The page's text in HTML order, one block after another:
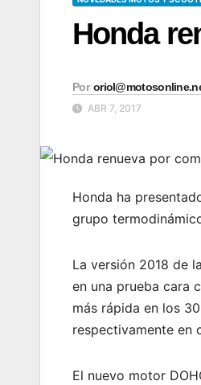
Honda
Por
ABR 7, 2017
Honda ha
grupo
La versión 2018 de
en una prueba cara
más rápida en los
respectivamente en
El nuevo motor